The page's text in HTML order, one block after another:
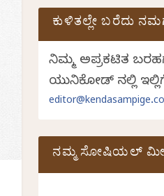
ಕುಳಿತಲ್ಲೇ ಬರೆದು
ನಿಮ್ಮ ಅಪ್ರಕಟಿತ
ಯುನಿಕೋಡ್ ನಲ್ಲಿ
ನಮ್ಮ ಸೋಷಿಯಲ್‌